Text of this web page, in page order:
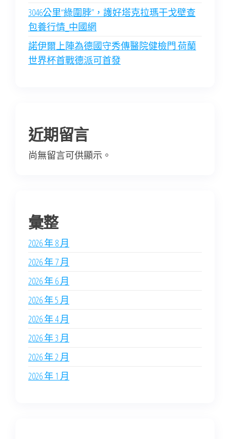
3046公里“綠圍脖”，護好塔克拉瑪干戈壁查
包養行情_中國網
諾伊爾上陣為德國守秀傳醫院健檢門 荷蘭
世界杯首戰德派可首發
近期留言
尚無留言可供顯示。
彙整
2026 年 8 月
2026 年 7 月
2026 年 6 月
2026 年 5 月
2026 年 4 月
2026 年 3 月
2026 年 2 月
2026 年 1 月